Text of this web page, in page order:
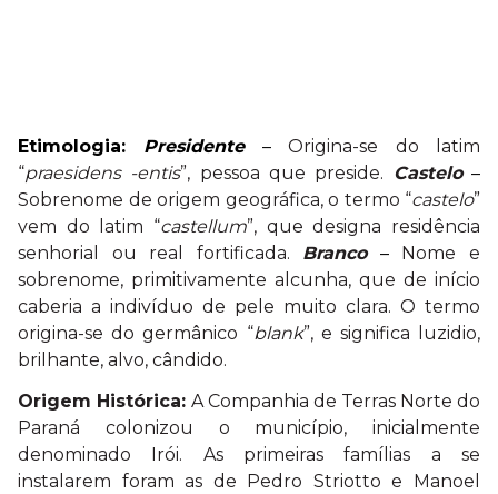
Etimologia: Presidente –Origina-se do latim
“praesidens -entis”, pessoa que preside. Castelo –
Sobrenome de origem geográfica, o termo “castelo”
vem do latim “castellum”, que designa residência
senhorial ou real fortificada. Branco – Nome e
sobrenome, primitivamente alcunha, que de início
caberia a indivíduo de pele muito clara. O termo
origina-se do germânico “blank”, e significa luzidio,
brilhante, alvo, cândido.
Origem Histórica: A Companhia de Terras Norte do
Paraná colonizou o município, inicialmente
denominado Irói. As primeiras famílias a se
instalarem foram as de Pedro Striotto e Manoel